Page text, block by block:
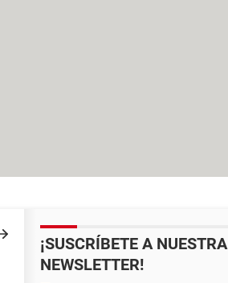
¡SUSCRÍBETE A NUESTRA
NEWSLETTER!